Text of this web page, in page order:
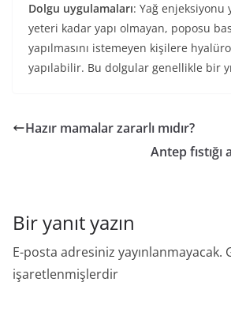
Dolgu uygulamaları: Yağ enjeksiyonu
yeteri kadar yapı olmayan, poposu
yapılmasını istemeyen kişilere
yapılabilir. Bu dolgular genellikle bir
Hazır mamalar zararlı mıdır?
Antep fıstığı
Bir yanıt yazın
E-posta adresiniz yayınlanmayacak.
işaretlenmişlerdir